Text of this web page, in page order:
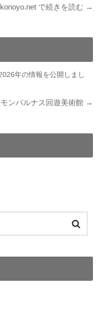
konoyo.net で続きを読む →
年の情報を公開しまし
ンパルナス回遊美術館 →